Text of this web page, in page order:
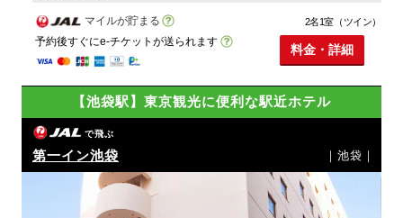
マイルが貯まる
予約後すぐにe-チケットが送られます
2名1室（ツイン）
料金・詳細
【池袋駅】東京観光に便利な駅近ホテル
で飛ぶ
第一イン池袋 ｜池袋｜